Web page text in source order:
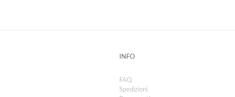
INFO
FAQ
Spedizioni